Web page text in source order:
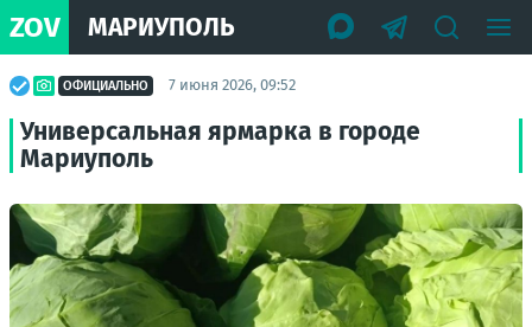
ZOV МАРИУПОЛЬ
ОФИЦИАЛЬНО 7 июня 2026, 09:52
Универсальная ярмарка в городе
Мариуполь